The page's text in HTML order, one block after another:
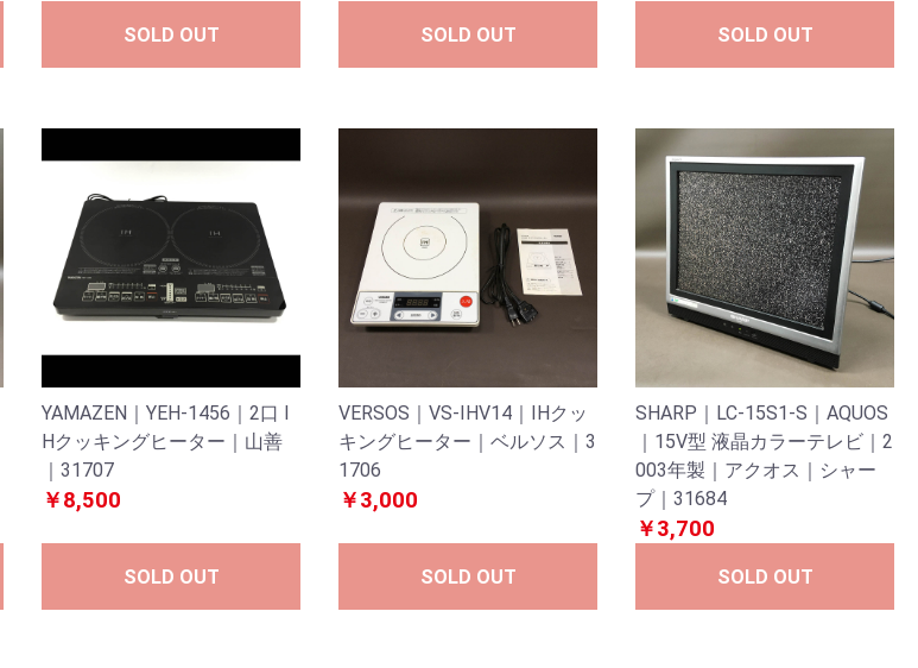
SOLD OUT SOLD OUT SOLD OUT
YAMAZEN｜YEH-1456｜2口 I
Hクッキングヒーター｜山善
｜31707
￥8,500
SOLD OUT
VERSOS｜VS-IHV14｜IHクッ
キングヒーター｜ベルソス｜3
1706
￥3,000
SOLD OUT
SHARP｜LC-15S1-S｜AQUOS
｜15V型 液晶カラーテレビ｜2
003年製｜アクオス｜シャー
プ｜31684
￥3,700
SOLD OUT